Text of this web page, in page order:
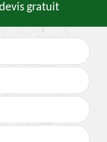
gratuit